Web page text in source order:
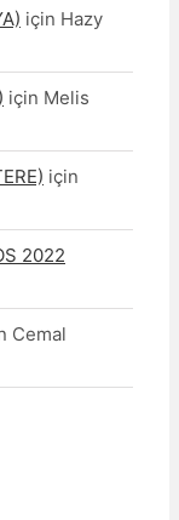
için Hazy
için Melis
için
2022
Cemal